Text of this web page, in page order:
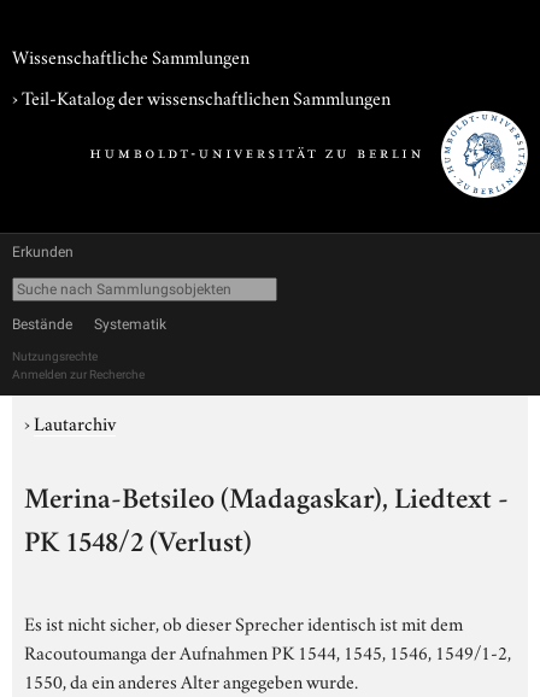
Wissenschaftliche Sammlungen
› Teil-Katalog der wissenschaftlichen Sammlungen
Erkunden
Bestände Systematik
Nutzungsrechte
Anmelden zur Recherche
›Lautarchiv
Merina-Betsileo (Madagaskar), Liedtext -
PK 1548/2 (Verlust)
Es ist nicht sicher, ob dieser Sprecher identisch ist mit dem
Racoutoumanga der Aufnahmen PK 1544, 1545, 1546, 1549/1-2,
1550, da ein anderes Alter angegeben wurde.